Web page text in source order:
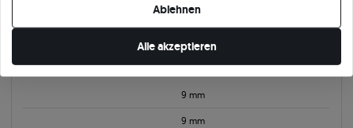
Produktparameter:
Information
9 mm
9 mm
Ablehnen
Alle akzeptieren